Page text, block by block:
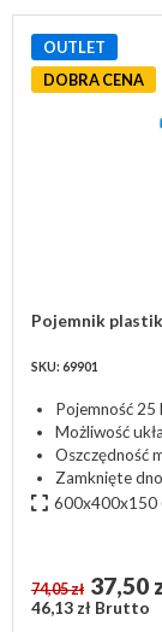
OUTLET
DOBRA CENA
Pojemnik
SKU: 69901
Pojemność
Możliwość
Oszczędność
Zamknięte
600x400x150
74,05 zł 37,50
46,13 zł Brutto